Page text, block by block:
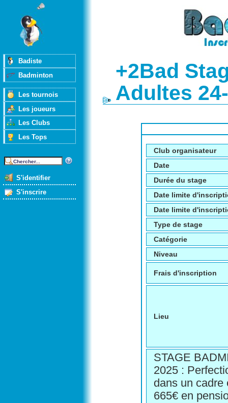
Badiste
Badminton
Les tournois
Les joueurs
Les Clubs
Les Tops
S'identifier
S'inscrire
+2Bad
Adultes
Club organisateur
Date
Durée du stage
Date limite
Date limite
Type de stage
Catégorie
Niveau
Frais d'inscription
Lieu
STAGE
2025 :
dans un cadre
665€ en